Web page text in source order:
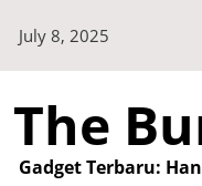
content
July 8, 2025
The
Gadget Terbaru: